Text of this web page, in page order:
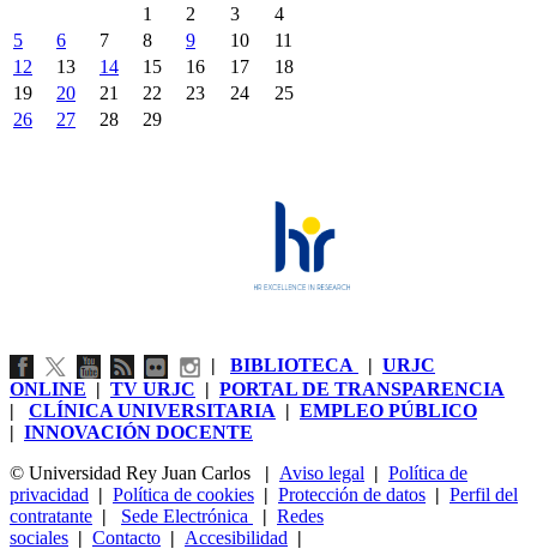
1
2 3
4
5
6 7 8 9 10
11
12
13 14 15 16 17
18
19
20 21 22 23 24
25
26
27 28 29
| BIBLIOTECA | URJC
ONLINE | TV URJC | PORTAL DE TRANSPARENCIA
| CLÍNICA UNIVERSITARIA | EMPLEO PÚBLICO
| INNOVACIÓN DOCENTE
© Universidad Rey Juan Carlos
| Aviso legal | Política de
privacidad | Política de cookies | Protección de datos | Perfil del
contratante | Sede Electrónica | Redes
sociales | Contacto | Accesibilidad |